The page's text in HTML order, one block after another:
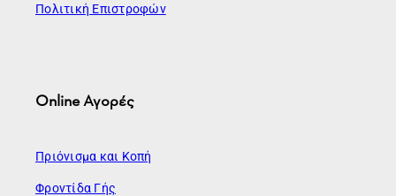
Πολιτική Επιστροφών
Online Αγορές
Πριόνισμα και Κοπή
Φροντίδα Γής